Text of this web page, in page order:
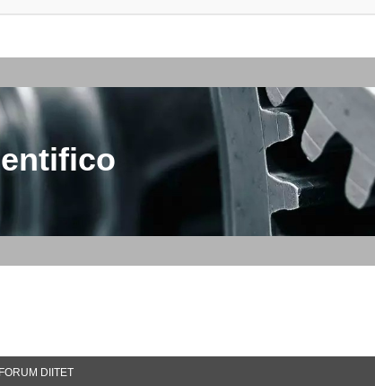
FORUM DIITET